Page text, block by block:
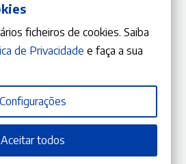
dos Santos
06/02/2024
Novembro – Dezembro 2023
ficheiros de cookies. Saiba
de Privacidade e faça a sua
Configurações
Aceitar todos